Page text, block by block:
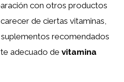
con otros productos
de ciertas vitaminas,
recomendados
adecuado de vitamina